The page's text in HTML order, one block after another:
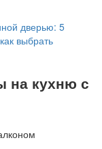
дверью: 5
выбрать
на кухню с